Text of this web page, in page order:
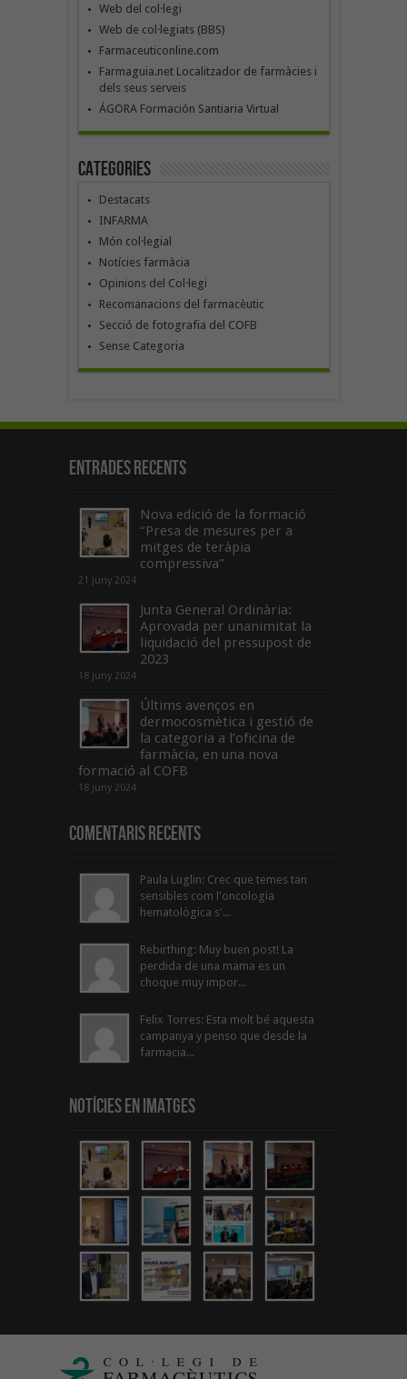
Web del col·legi
Web de col·legiats (BBS)
Farmaceuticonline.com
Farmaguia.net Localitzador de farmàcies i
dels seus serveis
ÁGORA Formación Santiaria Virtual
Categories
Destacats
INFARMA
Món col·legial
Notícies farmàcia
Opinions del Col·legi
Recomanacions del farmacèutic
Secció de fotografia del COFB
Sense Categoria
Entrades recents
Nova edició de la formació
“Presa de mesures per a
mitges de teràpia
compressiva”
21 juny 2024
Junta General Ordinària:
Aprovada per unanimitat la
liquidació del pressupost de
2023
18 juny 2024
Últims avenços en
dermocosmètica i gestió de
la categoria a l’oficina de
farmàcia, en una nova
formació al COFB
18 juny 2024
Comentaris Recents
Paula Luglin: Crec que temes tan
sensibles com l'oncologia
hematològica s'...
Rebirthing: Muy buen post! La
perdida de una mama es un
choque muy impor...
Felix Torres: Esta molt bé aquesta
campanya y penso que desde la
farmacia...
Notícies en Imatges